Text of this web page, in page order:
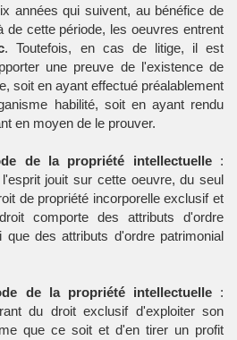
années qui suivent, au bénéfice de
de cette période, les oeuvres entrent
. Toutefois, en cas de litige, il est
une preuve de l'existence de
soit en ayant effectué préalablement
habilité, soit en ayant rendu
en moyen de le prouver.
de la propriété intellectuelle:
jouit sur cette oeuvre, du seul
de propriété incorporelle exclusif et
comporte des attributs d'ordre
que des attributs d'ordre patrimonial
de la propriété intellectuelle:
du droit exclusif d'exploiter son
que ce soit et d'en tirer un profit